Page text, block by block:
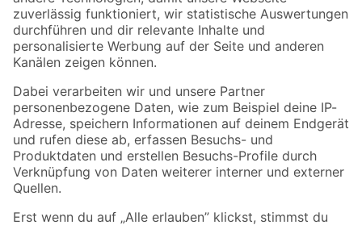
Zur Newsletter Anmeldung
Folge uns
Zahlungsarten Versandarten
Sicher einkaufen